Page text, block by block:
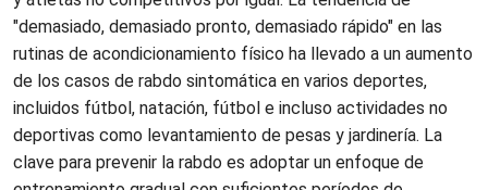
"demasiado, demasiado pronto, demasiado rápido" en las
rutinas de acondicionamiento físico ha llevado a un aumento
de los casos de rabdo sintomática en varios deportes,
incluidos fútbol, ​​natación, fútbol e incluso actividades no
deportivas como levantamiento de pesas y jardinería. La
clave para prevenir la rabdo es adoptar un enfoque de